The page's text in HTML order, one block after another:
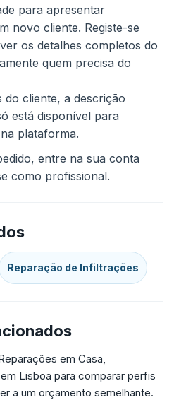
para apresentar
novo cliente. Registe-se
os detalhes completos do
quem precisa do
cliente, a descrição
está disponível para
plataforma.
entre na sua conta
como profissional.
Reparação de Infiltrações
em Casa,
Lisboa para comparar perfis
a um orçamento semelhante.